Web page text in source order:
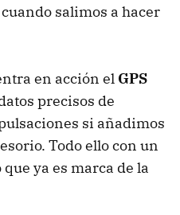
salimos a hacer
en acción el GPS
precisos de
si añadimos
Todo ello con un
ya es marca de la